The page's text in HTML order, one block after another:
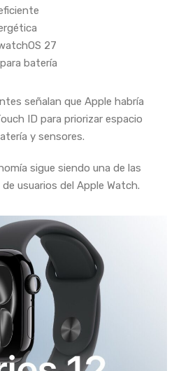
27
batería
señalan que Apple habría
ID para priorizar espacio
y sensores.
sigue siendo una de las
usuarios del Apple Watch.